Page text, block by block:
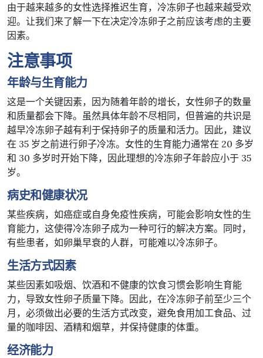
由于越来越多的女性选择推迟生育，冷冻卵子也越来越受欢
迎。让我们来了解一下在决定冷冻卵子之前应该考虑的主要
因素。
注意事项
年龄与生育能力
这是一个关键因素，因为随着年龄的增长，女性卵子的数量
和质量都会下降。虽然具体年龄不尽相同，但普遍的共识是
越早冷冻卵子越有利于保持卵子的质量和活力。因此，建议
在 35 岁之前进行卵子冷冻。女性的生育能力通常在 20 多岁
和 30 多岁时开始下降，因此理想的冷冻卵子年龄应小于 35
岁。
病史和健康状况
某些疾病，如癌症或自身免疫性疾病，可能会影响女性的生
育能力，这使得冷冻卵子成为一种可行的解决方案。同时，
有些患者，如卵巢早衰的人群，可能难以冷冻卵子。
生活方式因素
某些因素如吸烟、饮酒和不健康的饮食习惯会影响生育能
力，导致女性卵子质量下降。因此，在冷冻卵子前至少三个
月，必须做出必要的生活方式改变，避免食用加工食品、过
量的咖啡因、酒精和烟草，并保持健康的体重。
经济能力